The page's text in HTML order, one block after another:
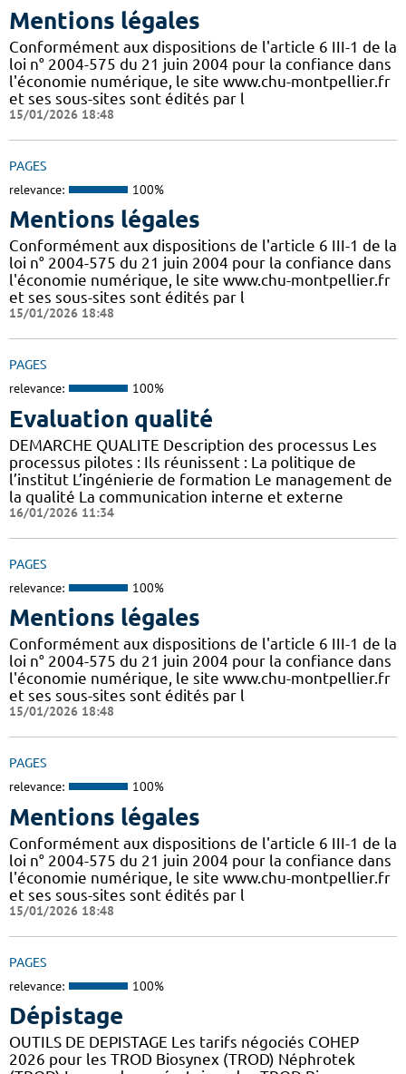
Mentions légales
Conformément aux dispositions de l'article 6 III-1 de la
loi n° 2004-575 du 21 juin 2004 pour la confiance dans
l'économie numérique, le site www.chu-montpellier.fr
et ses sous-sites sont édités par l
15/01/2026 18:48
PAGES
relevance: 100%
Mentions légales
Conformément aux dispositions de l'article 6 III-1 de la
loi n° 2004-575 du 21 juin 2004 pour la confiance dans
l'économie numérique, le site www.chu-montpellier.fr
et ses sous-sites sont édités par l
15/01/2026 18:48
PAGES
relevance: 100%
Evaluation qualité
DEMARCHE QUALITE Description des processus Les
processus pilotes : Ils réunissent : La politique de
l’institut L’ingénierie de formation Le management de
la qualité La communication interne et externe
16/01/2026 11:34
PAGES
relevance: 100%
Mentions légales
Conformément aux dispositions de l'article 6 III-1 de la
loi n° 2004-575 du 21 juin 2004 pour la confiance dans
l'économie numérique, le site www.chu-montpellier.fr
et ses sous-sites sont édités par l
15/01/2026 18:48
PAGES
relevance: 100%
Mentions légales
Conformément aux dispositions de l'article 6 III-1 de la
loi n° 2004-575 du 21 juin 2004 pour la confiance dans
l'économie numérique, le site www.chu-montpellier.fr
et ses sous-sites sont édités par l
15/01/2026 18:48
PAGES
relevance: 100%
Dépistage
OUTILS DE DEPISTAGE Les tarifs négociés COHEP
2026 pour les TROD Biosynex (TROD) Néphrotek